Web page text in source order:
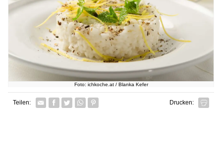
Foto: ichkoche.at / Blanka Kefer
Teilen: Facebook
TwitterWhatsapp senden
Pin it Drucken: